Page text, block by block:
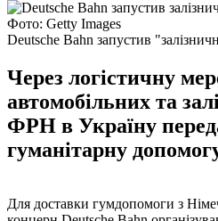
Фото: Getty Images
Deutsche Bahn запустив
Через логістичну
автомобільних та
ФРН в Україну
гуманітарну
Для доставки гумдопомоги з